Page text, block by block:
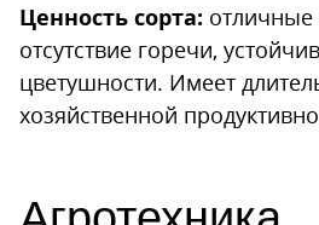
Ценность сорта: отличные
отсутствие горечи,
цветушности. Имеет
хозяйственной